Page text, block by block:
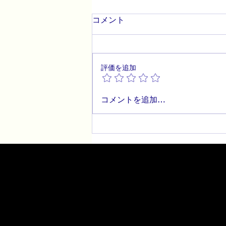
サイト正式オープンに寄せて
コメント
評価を追加
コメントを追加…